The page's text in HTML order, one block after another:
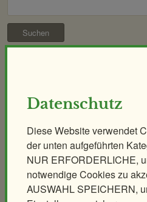
Datenschutz
Diese Website verwendet
der unten aufgeführten
NUR ERFORDERLICHE,
notwendige Cookies zu
AUSWAHL SPEICHERN,
Anreise
Fütterungen
Essen & Trinken
ZOOcard